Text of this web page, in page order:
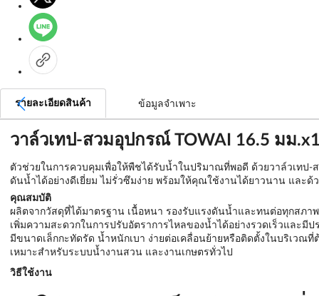
รายละเอียดสินค้า ข้อมูลจำเพาะ
วาล์วเทป-สวมอุปกรณ์ TOWAI 16.5 มม
ตัวช่วยในการควบคุมเพื่อให้พืชได้รับน้ำในปริมาณที่พอดี ด้วยวาล์วเทป-
ดันน้ำได้อย่างดีเยี่ยม ไม่รั่วซึมง่าย พร้อมให้คุณใช้งานได้ยาวนาน และ
คุณสมบัติ
ผลิตจากวัสดุที่ได้มาตรฐาน เนื้อหนา รองรับแรงดันน้ำและทนต่อทุกสภา
เพิ่มความสะดวกในการปรับอัตราการไหลของน้ำได้อย่างรวดเร็วและมี
มีขนาดเล็กกะทัดรัด น้ำหนักเบา ง่ายต่อเคลื่อนย้ายหรือติดตั้งในบริเวณที่
เหมาะสำหรับระบบน้ำงานสวน และงานเกษตรทั่วไป
วิธีใช้งาน